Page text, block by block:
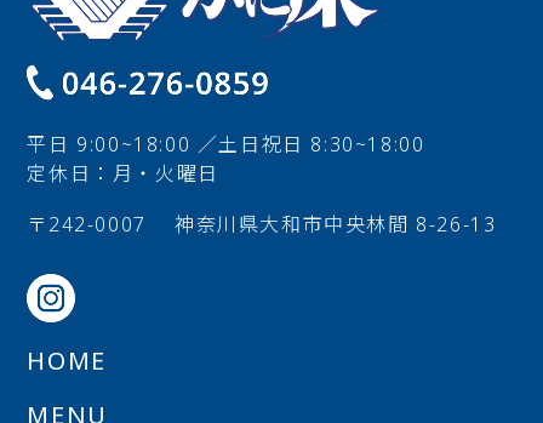
平日 9:00~18:00 ／土日祝日 8:30~18:00
定休日：月・火曜日
〒242-0007
神奈川県大和市中央林間 8-26-13
HOME
MENU